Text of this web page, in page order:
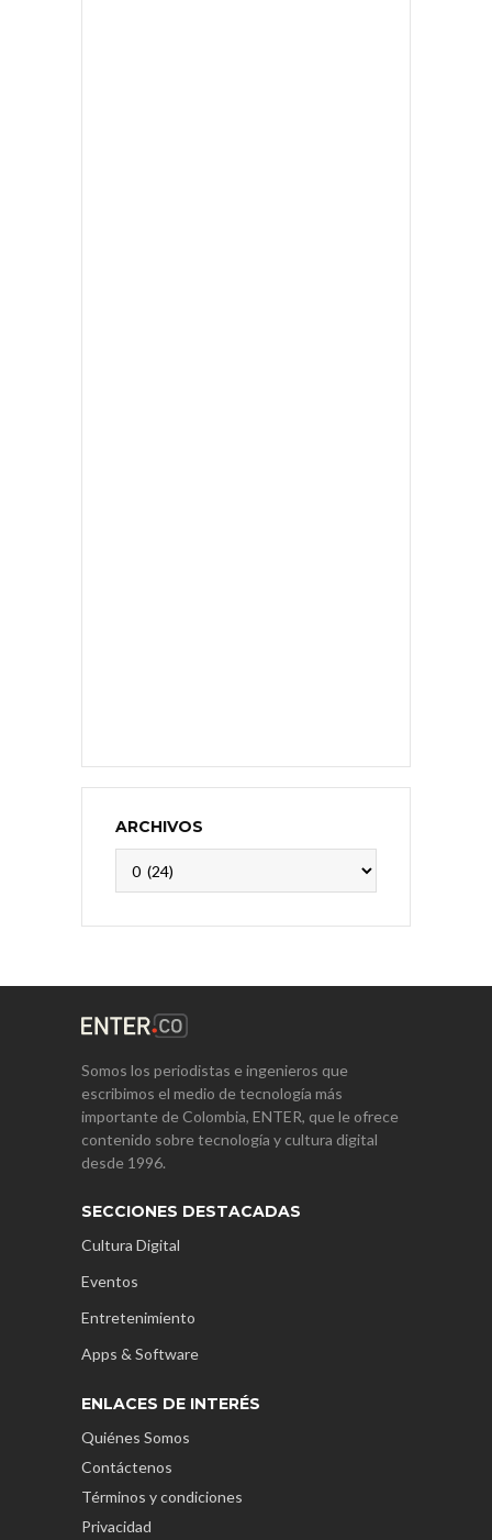
ARCHIVOS
Somos los periodistas e ingenieros que
escribimos el medio de tecnología más
importante de Colombia, ENTER, que le ofrece
contenido sobre tecnología y cultura digital
desde 1996.
SECCIONES DESTACADAS
Cultura Digital
Eventos
Entretenimiento
Apps & Software
ENLACES DE INTERÉS
Quiénes Somos
Contáctenos
Términos y condiciones
Privacidad